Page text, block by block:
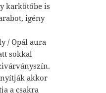
KOSÁR
karkötőbe is
igény
/ Opál aura
sokkal
akkor
a csakra